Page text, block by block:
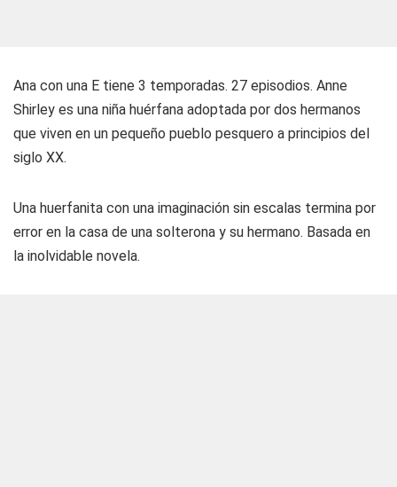
Ana con una E tiene 3 temporadas. 27 episodios. Anne
Shirley es una niña huérfana adoptada por dos hermanos
que viven en un pequeño pueblo pesquero a principios del
siglo XX.
Una huerfanita con una imaginación sin escalas termina por
error en la casa de una solterona y su hermano. Basada en
la inolvidable novela.